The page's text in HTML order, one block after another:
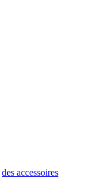
des accessoires